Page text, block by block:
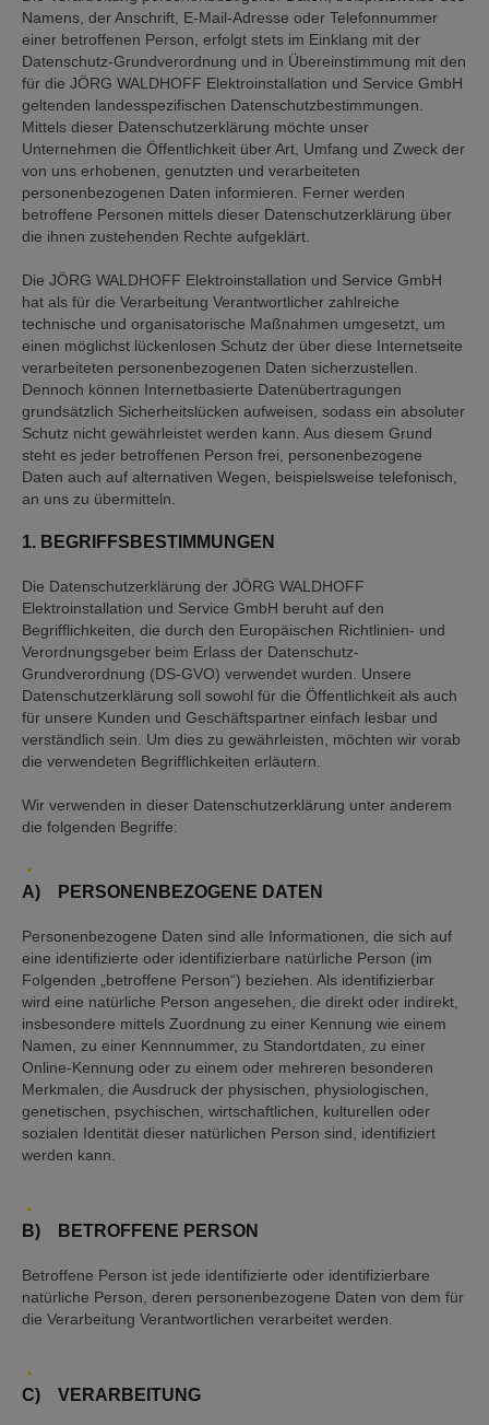
Namens, der Anschrift, E-Mail-Adresse oder Telefonnummer
einer betroffenen Person, erfolgt stets im Einklang mit der
Datenschutz-Grundverordnung und in Übereinstimmung mit den
für die JÖRG WALDHOFF Elektroinstallation und Service GmbH
geltenden landesspezifischen Datenschutzbestimmungen.
Mittels dieser Datenschutzerklärung möchte unser
Unternehmen die Öffentlichkeit über Art, Umfang und Zweck der
von uns erhobenen, genutzten und verarbeiteten
personenbezogenen Daten informieren. Ferner werden
betroffene Personen mittels dieser Datenschutzerklärung über
die ihnen zustehenden Rechte aufgeklärt.
Die JÖRG WALDHOFF Elektroinstallation und Service GmbH
hat als für die Verarbeitung Verantwortlicher zahlreiche
technische und organisatorische Maßnahmen umgesetzt, um
einen möglichst lückenlosen Schutz der über diese Internetseite
verarbeiteten personenbezogenen Daten sicherzustellen.
Dennoch können Internetbasierte Datenübertragungen
grundsätzlich Sicherheitslücken aufweisen, sodass ein absoluter
Schutz nicht gewährleistet werden kann. Aus diesem Grund
steht es jeder betroffenen Person frei, personenbezogene
Daten auch auf alternativen Wegen, beispielsweise telefonisch,
an uns zu übermitteln.
1. BEGRIFFSBESTIMMUNGEN
Die Datenschutzerklärung der JÖRG WALDHOFF
Elektroinstallation und Service GmbH beruht auf den
Begrifflichkeiten, die durch den Europäischen Richtlinien- und
Verordnungsgeber beim Erlass der Datenschutz-
Grundverordnung (DS-GVO) verwendet wurden. Unsere
Datenschutzerklärung soll sowohl für die Öffentlichkeit als auch
für unsere Kunden und Geschäftspartner einfach lesbar und
verständlich sein. Um dies zu gewährleisten, möchten wir vorab
die verwendeten Begrifflichkeiten erläutern.
Wir verwenden in dieser Datenschutzerklärung unter anderem
die folgenden Begriffe:
A) PERSONENBEZOGENE DATEN
Personenbezogene Daten sind alle Informationen, die sich auf
eine identifizierte oder identifizierbare natürliche Person (im
Folgenden „betroffene Person“) beziehen. Als identifizierbar
wird eine natürliche Person angesehen, die direkt oder indirekt,
insbesondere mittels Zuordnung zu einer Kennung wie einem
Namen, zu einer Kennnummer, zu Standortdaten, zu einer
Online-Kennung oder zu einem oder mehreren besonderen
Merkmalen, die Ausdruck der physischen, physiologischen,
genetischen, psychischen, wirtschaftlichen, kulturellen oder
sozialen Identität dieser natürlichen Person sind, identifiziert
werden kann.
B) BETROFFENE PERSON
Betroffene Person ist jede identifizierte oder identifizierbare
natürliche Person, deren personenbezogene Daten von dem für
die Verarbeitung Verantwortlichen verarbeitet werden.
C) VERARBEITUNG